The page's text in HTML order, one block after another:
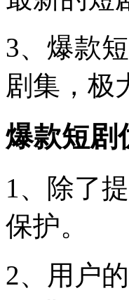
3、爆款
剧集，极
爆款短剧
1、除了
保护。
2、用户